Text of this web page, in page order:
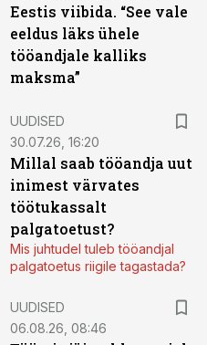
Eestis viibida. “See vale
eeldus läks ühele
tööandjale kalliks
maksma”
UUDISED
30.07.26, 16:20
Millal saab tööandja uut
inimest värvates
töötukassalt
palgatoetust?
Mis juhtudel tuleb tööandjal
palgatoetus riigile tagastada?
UUDISED
06.08.26, 08:46